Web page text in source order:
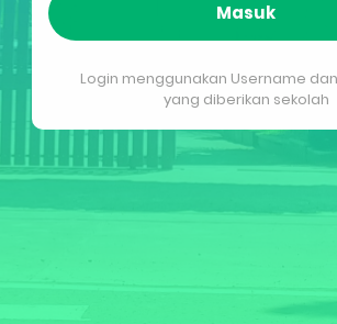
Masuk
Login menggunakan Username
yang diberikan sekolah